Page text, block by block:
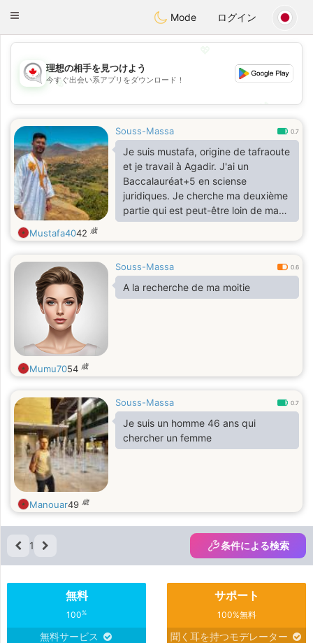
CANADIANchat
Toggle
Mode ログイン
💖
💕
理想の相手を見つけよう
今すぐ出会い系アプリをダウンロード！
Souss-Massa 0.7
Je suis mustafa, origine de tafraoute
et je travail à Agadir. J'ai un
Baccalauréat+5 en sciense
juridiques. Je cherche ma deuxième
partie qui est peut-être loin de ma
résidence
Mustafa4042 歳
Souss-Massa 0.6
A la recherche de ma moitie
Mumu7054 歳
Souss-Massa 0.7
Je suis un homme 46 ans qui
chercher un femme
Manouar49 歳
1 条件による検索
無料
100%
無料サービス
サポート
100%無料
聞く耳を持つモデレーター